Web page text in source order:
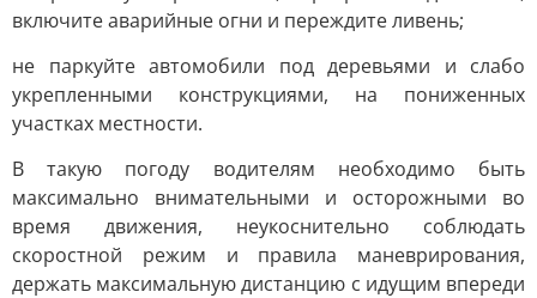
включите аварийные огни и переждите ливень;
не паркуйте автомобили под деревьями и слабо
укрепленными конструкциями, на пониженных
участках местности.
В такую погоду водителям необходимо быть
максимально внимательными и осторожными во
время движения, неукоснительно соблюдать
скоростной режим и правила маневрирования,
держать максимальную дистанцию с идущим впереди